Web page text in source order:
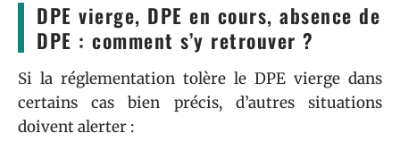
DPE vierge, DPE en cours, absence de
DPE : comment s’y retrouver ?
Si la réglementation tolère le DPE vierge dans
certains cas bien précis, d’autres situations
doivent alerter :